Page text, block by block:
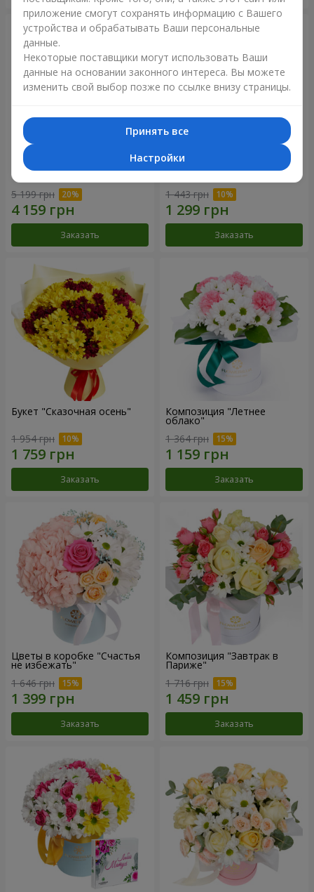
Букет "Все для тебя...!"
5 199 грн
Заказать
Букет "Нежная любовь"
1 443 грн
Заказать
Букет "Сказочная осень"
1 954 грн
Заказать
Композиция "Летнее
облако"
1 364 грн
Заказать
Цветы в коробке "Счастья
не избежать"
1 646 грн
Заказать
Композиция "Завтрак в
Париже"
1 716 грн
Заказать
приложение смогут сохранять информацию с Вашего
устройства и обрабатывать Ваши персональные
данные.
Некоторые поставщики могут использовать Ваши
данные на основании законного интереса. Вы можете
изменить свой выбор позже по ссылке внизу страницы.
Принять все
Настройки